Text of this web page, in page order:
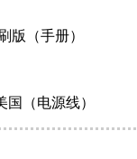
版（手册）
国（电源线）